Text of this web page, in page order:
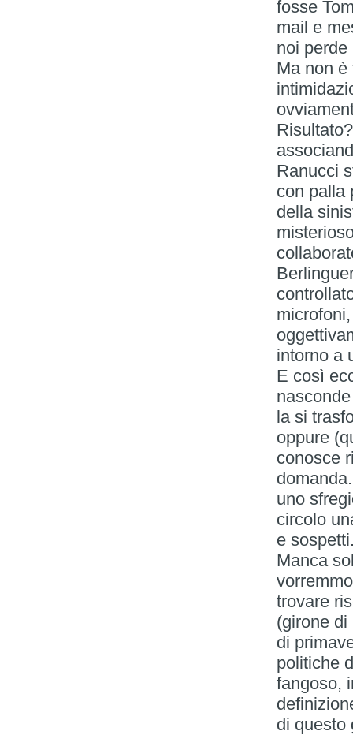
fosse
mail e
noi perde
Ma non
Ranucci
con palla
della
intorno a
E così
la si
oppure
conosce
uno
circolo
e
Manca
trovare
(girone
di
politiche
fangoso,
di questo